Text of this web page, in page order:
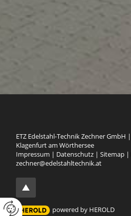
ETZ Edelstahl-Technik Zechner GmbH |
Klagenfurt am Wörthersee
Impressum | Datenschutz |Sitemap |
zechner@edelstahltechnik.at
powered by HEROLD